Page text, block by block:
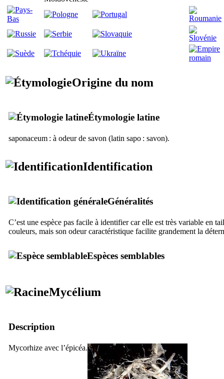
Origine du nom
Étymologie latine
saponaceum : à odeur de savon (latin sapo : savon).
Identification
Généralités
C’est une espèce pas facile à identifier car elle est très variable en
couleurs, mais son odeur caractéristique facilite grandement la
Espèces semblables
Mycélium
Description
Mycorhize avec l’épicéa.